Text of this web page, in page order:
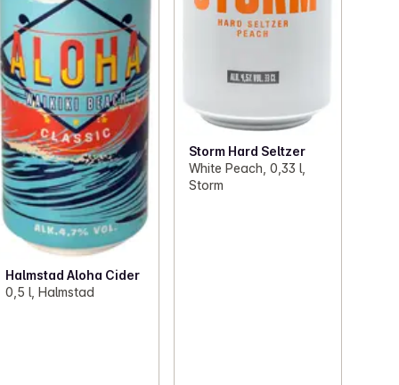
Halmstad Aloha Cider
0,5 l, Halmstad
Storm Hard Seltzer
White Peach, 0,33 l,
Storm